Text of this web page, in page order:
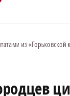
из «Горьковской